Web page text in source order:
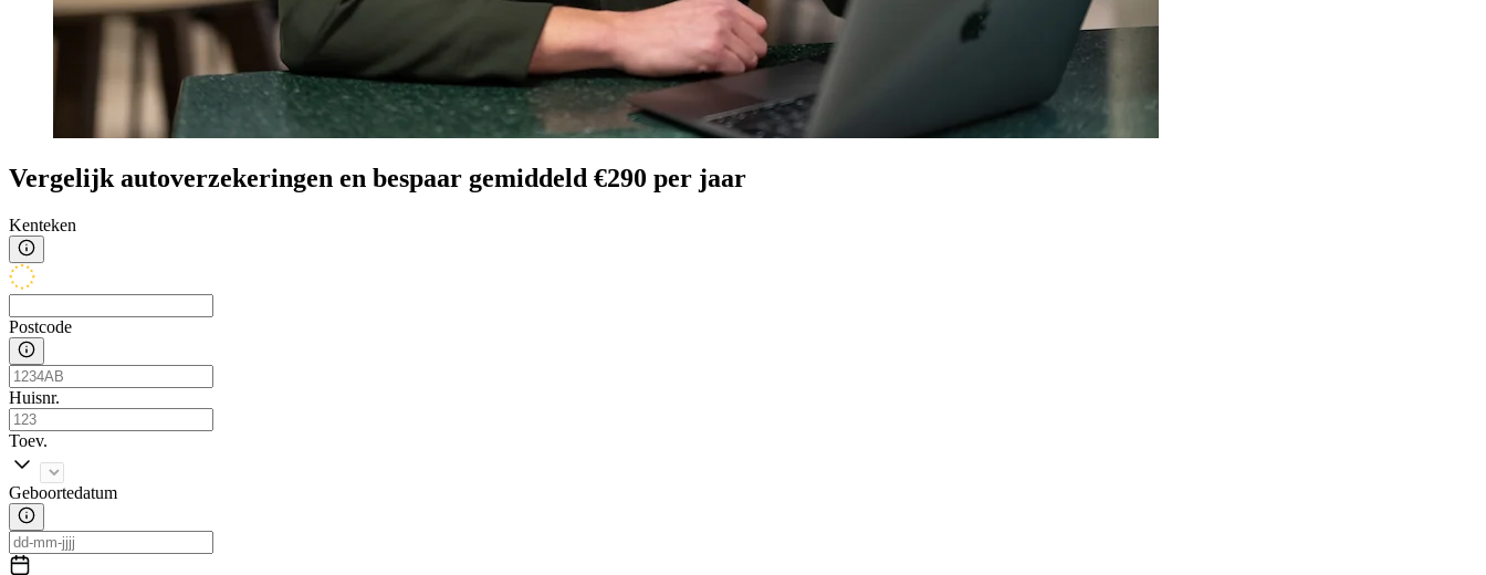
Vergelijk autoverzekeringen en bespaar gemiddeld €290 per jaar
Kenteken
Postcode
Huisnr.
Toev.
Geboortedatum